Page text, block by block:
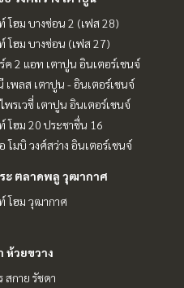
โฮม บางซ่อน 2 (เฟส 28)
โฮม บางซ่อน (เฟส 27)
ค 2 แอท เตาปูน อินเตอร์เชนจ์
เพลส เตาปูน - อินเตอร์เชนจ์
พรเวซี่ เตาปูน อินเตอร์เชนจ์
โฮม 20 ประชาชื่น 16
โมบิ วงศ์สว่าง อินเตอร์เชนจ์
ะ ตลาดพลู วุฒากาศ
โฮม วุฒากาศ
ห้วยขวาง
สกาย รัชดา